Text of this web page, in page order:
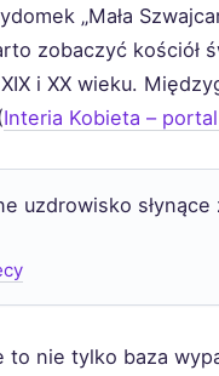
„Mała
zobaczyć kościół
i XX wieku.
Interia Kobieta –
uzdrowisko
to nie tylko baza